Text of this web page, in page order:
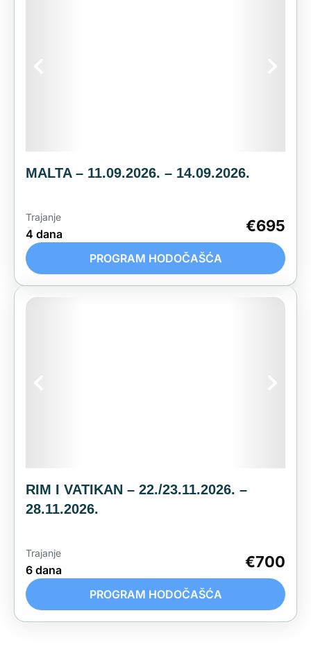
MALTA – 11.09.2026. – 14.09.2026.
Trajanje
4 dana €695
PROGRAM HODOČAŠĆA
RIM I VATIKAN – 22./23.11.2026. –
28.11.2026.
Trajanje
6 dana €700
PROGRAM HODOČAŠĆA